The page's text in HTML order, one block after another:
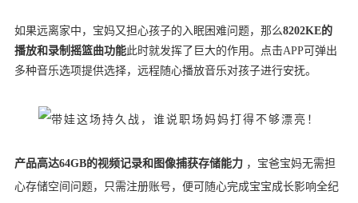
如果远离家中，宝妈又担心孩子的入眠困难问题，那么8202KE的
播放和录制摇篮曲功能此时就发挥了巨大的作用。点击APP可弹出
多种音乐选项提供选择，远程随心播放音乐对孩子进行安抚。
产品高达64GB的视频记录和图像捕获存储能力 ，宝爸宝妈无需担
心存储空间问题，只需注册账号，便可随心完成宝宝成长影响全纪